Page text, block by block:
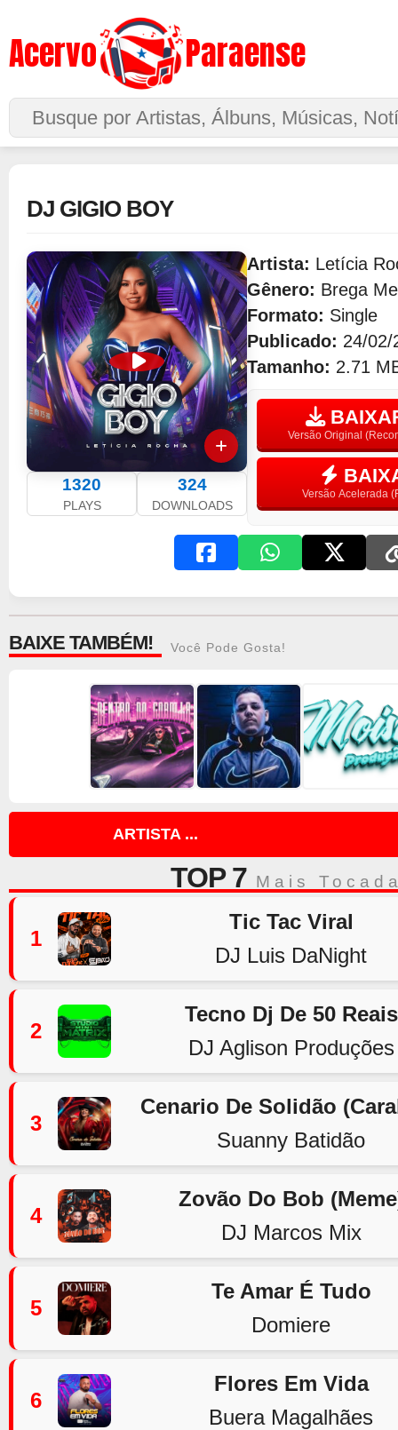
Acervo Paraense
Buscar no Site
DJ GIGIO BOY
1320
PLAYS
324
DOWNLOADS
Artista: Letícia
Gênero: Brega
Formato: Single
Publicado: 24/02/
Tamanho: 2.71
Versão Original
Versão Acelerada
BAIXE TAMBÉM! Você Pode Gosta!
ARTISTA ...
TOP 7 Mais
1
Tic Tac Viral
DJ Luis DaNight
2
Tecno Dj De 50 Reais
DJ Aglison Produções
3
Cenario De Solidão
Suanny Batidão
4
Zovão Do Bob
DJ Marcos Mix
5
Te Amar É Tudo
Domiere
6
Flores Em Vida
Buera Magalhães